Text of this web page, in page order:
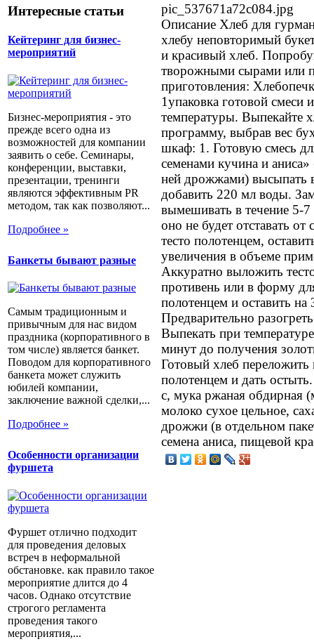
Интересные статьи
Кейтеринг для бизнес-
мероприятий
Бизнес-мероприятия - это
прежде всего одна из
возможностей для компании
заявить о себе. Семинары,
конференции, выставки,
презентации, тренинги
являются эффективным PR
методом, так как позволяют...
Подробнее »
Банкеты бывают разные
Самым традиционным и
привычным для нас видом
праздника (корпоративного в
том числе) является банкет.
Поводом для корпоративного
банкета может служить
юбилей компании,
заключение важной сделки,...
Подробнее »
Особенности организации
фуршета
Фуршет отлично подходит
для проведения деловых
встреч в неформальной
обстановке. как правило такое
мероприятие длится до 4
часов. Однако отсутствие
строгого регламента
проведения такого
мероприятия,...
pic_537671a72c084.jpg
Описание Хлеб для
хлебу неповторимый
и красивый хлеб.
творожными сырами или
приготовления:
1упаковка готовой
температуры. Выпекайте
программу, выбрав вес
шкаф: 1. Готовую смесь
семенами кучина и
ней дрожжами) высыпать
добавить 220 мл воды.
вымешивать в течение 5-
оно не будет отставать
тесто полотенцем,
увеличения в объеме
Аккуратно выложить
противень или в форму
полотенцем и оставить
Предварительно
Выпекать при
минут до получения
Готовый хлеб
полотенцем и дать
с, мука ржаная обдирная
молоко сухое цельное,
дрожжи (в отдельном
семена аниса, пищевой